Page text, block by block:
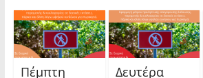
Πέμπτη
Δευτέρα